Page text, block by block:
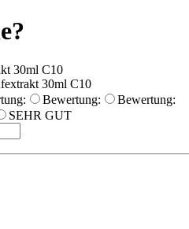
30ml C10
Bewertung:
Bewertung:
SEHR GUT